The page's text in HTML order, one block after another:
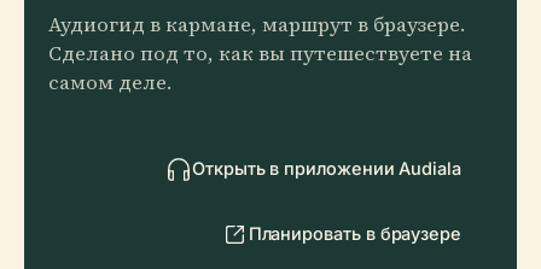
Аудиогид в кармане, маршрут в браузере.
Сделано под то, как вы путешествуете на
самом деле.
Открыть в приложении Audiala
Планировать в браузере